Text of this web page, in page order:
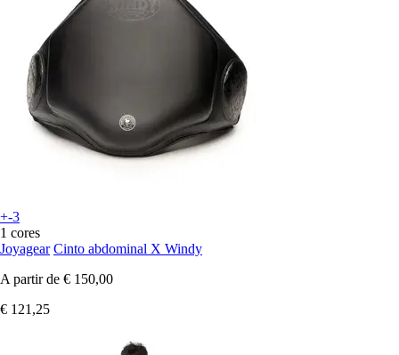
+-3
1 cores
Joyagear Cinto abdominal X Windy
A partir de € 150,00
€ 121,25